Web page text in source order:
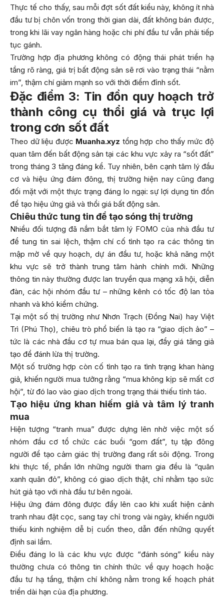
Thực tế cho thấy, sau mỗi đợt sốt đất kiểu này, không ít nhà
đầu tư bị chôn vốn trong thời gian dài, đất không bán được,
trong khi lãi vay ngân hàng hoặc chi phí đầu tư vẫn phải tiếp
tục gánh.
Trường hợp địa phương không có động thái phát triển hạ
tầng rõ ràng, giá trị bất động sản sẽ rơi vào trạng thái “nằm
im”, thậm chí giảm mạnh so với thời điểm đỉnh sốt.
Đặc điểm 3: Tin đồn quy hoạch trở
thành công cụ thổi giá và trục lợi
trong cơn sốt đất
Theo dữ liệu được Muanha.xyz tổng hợp cho thấy mức độ
quan tâm đến bất động sản tại các khu vực xảy ra “sốt đất”
trong tháng 3 tăng đáng kể. Tuy nhiên, bên cạnh tâm lý đầu
cơ và hiệu ứng đám đông, thị trường hiện nay cũng đang
đối mặt với một thực trạng đáng lo ngại: sự lợi dụng tin đồn
để tạo hiệu ứng giả và thổi giá bất động sản.
Chiêu thức tung tin để tạo sóng thị trường
Nhiều đối tượng đã nắm bắt tâm lý FOMO của nhà đầu tư
để tung tin sai lệch, thậm chí cố tình tạo ra các thông tin
mập mờ về quy hoạch, dự án đầu tư, hoặc khả năng một
khu vực sẽ trở thành trung tâm hành chính mới. Những
thông tin này thường được lan truyền qua mạng xã hội, diễn
đàn, các hội nhóm đầu tư – những kênh có tốc độ lan tỏa
nhanh và khó kiểm chứng.
Tại một số thị trường như Nhơn Trạch (Đồng Nai) hay Việt
Trì (Phú Thọ), chiêu trò phổ biến là tạo ra “giao dịch ảo” –
tức là các nhà đầu cơ tự mua bán qua lại, đẩy giá tăng giả
tạo để đánh lừa thị trường.
Một số trường hợp còn cố tình tạo ra tình trạng khan hàng
giả, khiến người mua tưởng rằng “mua không kịp sẽ mất cơ
hội”, từ đó lao vào giao dịch trong trạng thái thiếu tỉnh táo.
Tạo hiệu ứng khan hiếm giả và tâm lý tranh
mua
Hiện tượng “tranh mua” được dựng lên nhờ việc một số
nhóm đầu cơ tổ chức các buổi “gom đất”, tụ tập đông
người để tạo cảm giác thị trường đang rất sôi động. Trong
khi thực tế, phần lớn những người tham gia đều là “quân
xanh quân đỏ”, không có giao dịch thật, chỉ nhằm tạo sức
hút giả tạo với nhà đầu tư bên ngoài.
Hiệu ứng đám đông được đẩy lên cao khi xuất hiện cảnh
tranh nhau đặt cọc, sang tay chỉ trong vài ngày, khiến người
thiếu kinh nghiệm dễ bị cuốn theo, dẫn đến những quyết
định sai lầm.
Điều đáng lo là các khu vực được “đánh sóng” kiểu này
thường chưa có thông tin chính thức về quy hoạch hoặc
đầu tư hạ tầng, thậm chí không nằm trong kế hoạch phát
triển dài hạn của địa phương.